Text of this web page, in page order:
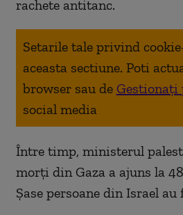
rachete antitanc.
Setarile tale privind
aceasta sectiune. Poti
browser sau de Gestionați
social media
Între timp, ministerul
morți din Gaza a ajuns la
Șase persoane din Israel au